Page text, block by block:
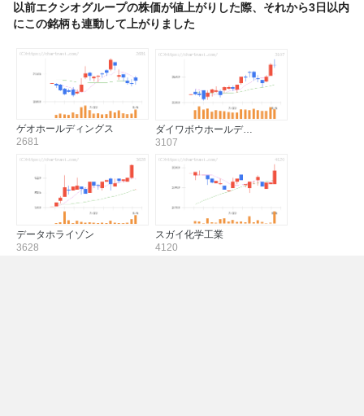
以前エクシオグループの株価が値上がりした際、それから3日以内
にこの銘柄も連動して上がりました
ゲオホールディングス
2681
ダイワボウホールデ…
3107
データホライゾン
3628
スガイ化学工業
4120